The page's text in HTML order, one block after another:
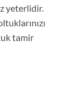
yeterlidir.
tamir